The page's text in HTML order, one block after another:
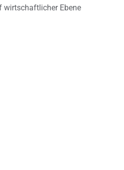
wirtschaftlicher Ebene